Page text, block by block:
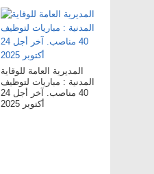
المديرية العامة للوقاية
المدنية : مباريات لتوظيف
40 مناصب. آخر أجل 24
أكتوبر 2025